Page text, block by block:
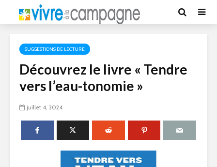
SUGGESTIONS DE LECTURE
Découvrez le livre « Tendre
vers l’eau-tonomie »
juillet 4, 2024